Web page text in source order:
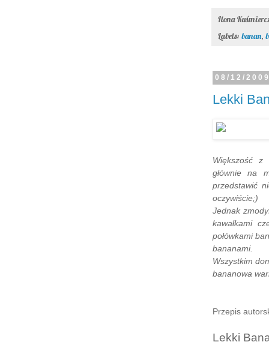
Ilona
Labels: banan,
08/12/
Lekki
Większość z
głównie na
przedstawić
oczywiście;)
Jednak
kawałkami
połówkami
bananami.
Wszystkim
bananowa
Przepis
Lekki